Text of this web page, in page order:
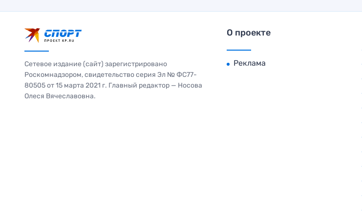
Сетевое издание (сайт) зарегистрировано
Роскомнадзором, свидетельство серия Эл № ФС77-
80505 от 15 марта 2021 г. Главный редактор — Носова
Олеся Вячеславовна.
О проекте
Реклама